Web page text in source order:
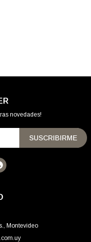
Montevideo
novedades!
SUSCRIBIRME